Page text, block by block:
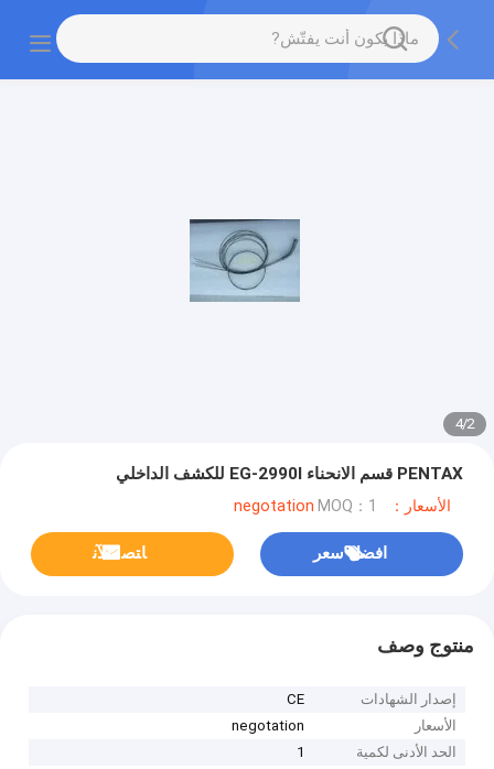
2
/
4
PENTAX قسم الانحناء EG-2990I للكشف الداخلي
الأسعار：negotation MOQ：1
افضل سعر ﺎﺘﺼﻟ ﺍﻶﻧ
منتوج وصف
إصدار الشهادات
CE
الأسعار
negotation
الحد الأدنى لكمية
1